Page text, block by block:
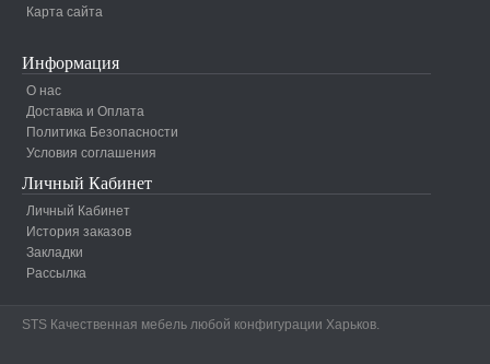
Карта сайта
Информация
О нас
Доставка и Оплата
Политика Безопасности
Условия соглашения
Личный Кабинет
Личный Кабинет
История заказов
Закладки
Рассылка
STS Качественная мебель любой конфигурации Харьков.